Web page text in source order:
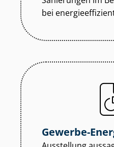
bei
Gewerbe-